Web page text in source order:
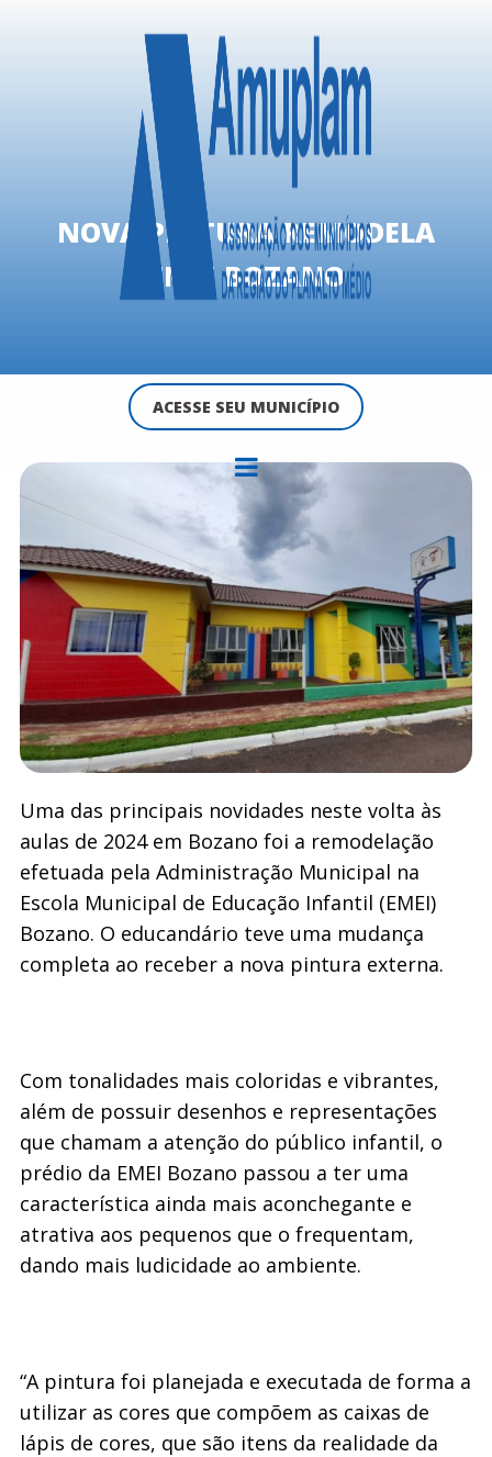
ACESSE SEU MUNICÍPIO
NOVA PINTURA REMODELA
EMEI BOZANO
Uma das principais novidades neste volta às
aulas de 2024 em Bozano foi a remodelação
efetuada pela Administração Municipal na
Escola Municipal de Educação Infantil (EMEI)
Bozano. O educandário teve uma mudança
completa ao receber a nova pintura externa.
Com tonalidades mais coloridas e vibrantes,
além de possuir desenhos e representações
que chamam a atenção do público infantil, o
prédio da EMEI Bozano passou a ter uma
característica ainda mais aconchegante e
atrativa aos pequenos que o frequentam,
dando mais ludicidade ao ambiente.
“A pintura foi planejada e executada de forma a
utilizar as cores que compõem as caixas de
lápis de cores, que são itens da realidade da